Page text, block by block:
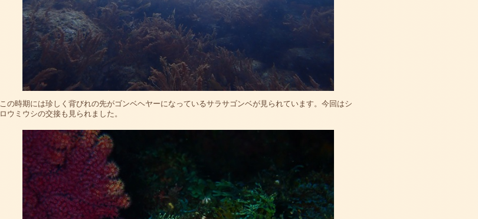
この時期には珍しく背びれの先がゴンベヘヤーになっているサラサゴンベが見られています。今回はシ
ロウミウシの交接も見られました。